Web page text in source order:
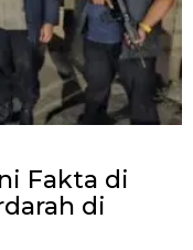
Fakta di
di